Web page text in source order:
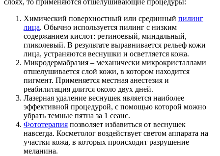
слоях, то применяются отшелушивающие процедуры:
Химический поверхностный или срединный пилинг
лица. Обычно используется пилинг с низким
содержанием кислот: ретиноевый, миндальный,
гликолевый. В результате выравнивается рельеф кожи
лица, устраняются веснушки и осветляется кожа.
Микродермабразия – механически микрокристаллами
отшелушивается слой кожи, в котором находится
пигмент. Применяется местная анестезия и
реабилитация длится около двух дней.
Лазерная удаление веснушек является наиболее
эффективной процедурой, с помощью которой можно
убрать темные пятна за 1 сеанс.
Фототерапия позволяет избавиться от веснушек
навсегда. Косметолог воздействует светом аппарата на
участки кожа, в которых происходит разрушение
меланина.